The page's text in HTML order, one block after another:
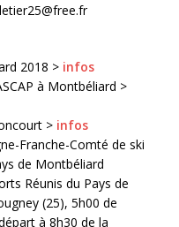
2018 > infos
à Montbéliard >
> infos
Franche-Comté de ski
de Montbéliard
Réunis du Pays de
(25), 5h00 de
à 8h30 de la